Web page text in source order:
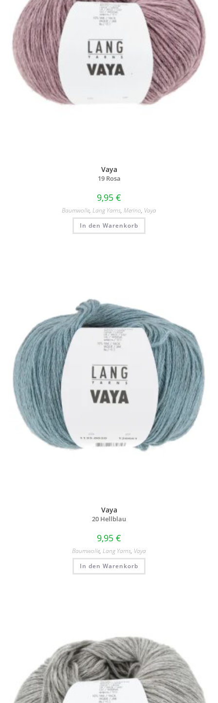
Vaya
19 Rosa
9,95 €
Baumwolle, Lang Yarns, Merino, Vaya
In den Warenkorb
Vaya
20 Hellblau
9,95 €
Baumwolle, Lang Yarns, Vaya
In den Warenkorb